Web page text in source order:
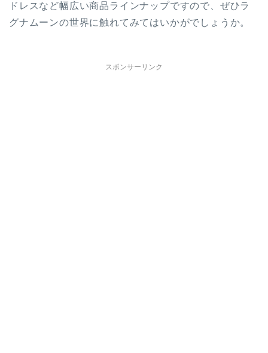
ドレスなど幅広い商品ラインナップですので、ぜひラ
グナムーンの世界に触れてみてはいかがでしょうか。
スポンサーリンク